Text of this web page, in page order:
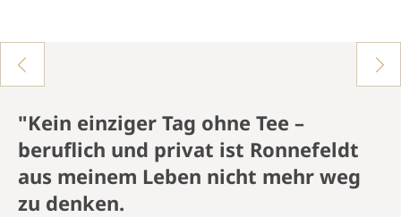
"Als Ronnefeldt TeaMaster® Gold
gratuliere ich mit meiner Familie
und unserem Team der Firma J.T.
Ronnefeldt KG ganz herzlich zum